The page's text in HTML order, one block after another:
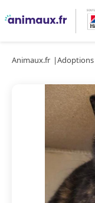
Animaux.fr Adoptions